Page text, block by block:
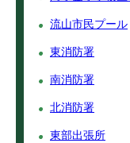
流山市民プール
東消防署
南消防署
北消防署
東部出張所